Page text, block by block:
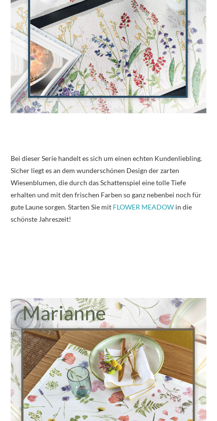
Bei dieser Serie handelt es sich um einen echten Kundenliebling.
Sicher liegt es an dem wunderschönen Design der zarten
Wiesenblumen, die durch das Schattenspiel eine tolle Tiefe
erhalten und mit den frischen Farben so ganz nebenbei noch für
gute Laune sorgen. Starten Sie mit FLOWER MEADOW in die
schönste Jahreszeit!